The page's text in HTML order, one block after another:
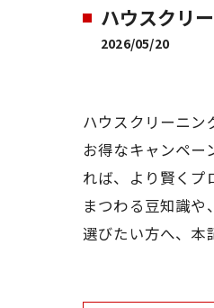
ハウスクリ
2026/05/20
ハウスクリーニン
お得なキャンペー
れば、より賢くプ
まつわる豆知識
選びたい方へ、本